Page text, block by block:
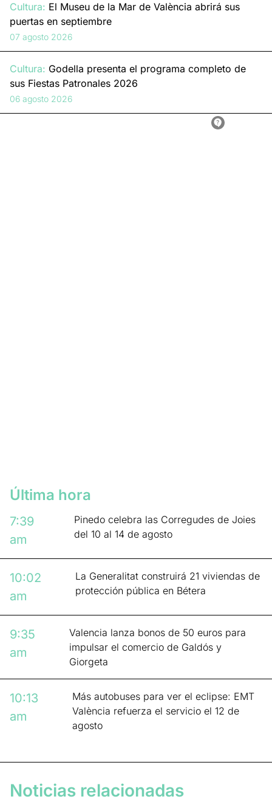
Cultura: El Museu de la Mar de València abrirá sus
puertas en septiembre
07 agosto 2026
Cultura: Godella presenta el programa completo de
sus Fiestas Patronales 2026
06 agosto 2026
Última hora
7:39
am
Pinedo celebra las Corregudes de Joies
del 10 al 14 de agosto
10:02
am
La Generalitat construirá 21 viviendas de
protección pública en Bétera
9:35
am
Valencia lanza bonos de 50 euros para
impulsar el comercio de Galdós y
Giorgeta
10:13
am
Más autobuses para ver el eclipse: EMT
València refuerza el servicio el 12 de
agosto
Noticias relacionadas